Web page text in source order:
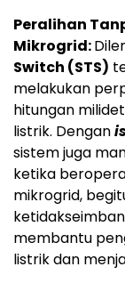
Peralihan
Mikrogrid:
Switch (STS)
melakukan
hitungan
listrik. Dengan
sistem juga
ketika
mikrogrid,
membantu
listrik dan